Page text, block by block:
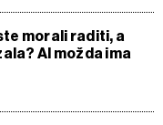
morali raditi, a
AI možda ima